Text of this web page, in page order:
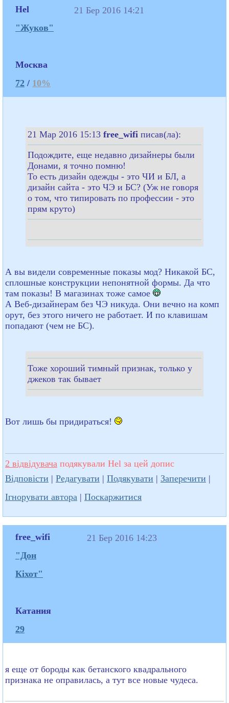
Hel
"Жуков"
Москва
72 / 10%
21 Бер 2016 14:21
21 Мар 2016 15:13 free_wifi писав(ла):
Подождите, еще недавно дизайнеры были
Донами, я точно помню!
То есть дизайн одежды - это ЧИ и БЛ, а
дизайн сайта - это ЧЭ и БС? (Уж не говоря
о том, что типировать по профессии - это
прям круто)
А вы видели современные показы мод? Никакой БС,
сплошные конструкции непонятной формы. Да что
там показы! В магазинах тоже самое
А Веб-дизайнерам без ЧЭ никуда. Они вечно на комп
орут, без этого ничего не работает. И по клавишам
попадают (чем не БС).
Тоже хороший тимный признак, только у
джеков так бывает
Вот лишь бы придираться!
2 відвідувача подякували Hel за цей допис
Відповісти | Редагувати | Подякувати | Заперечити |
Ігнорувати автора | Поскаржитися
free_wifi
"Дон
Кіхот"
Катания
29
21 Бер 2016 14:23
я еще от бороды как бетанского квадрального
признака не оправилась, а тут все новые чудеса.